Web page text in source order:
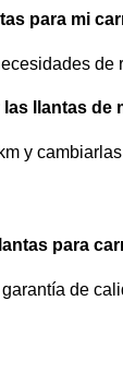
para mi
llantas de
y
para
de